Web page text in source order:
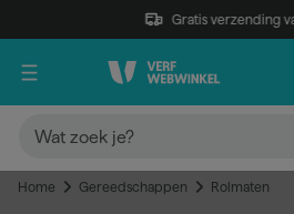
Gratis verzending
Home Gereedschappen Rolmaten